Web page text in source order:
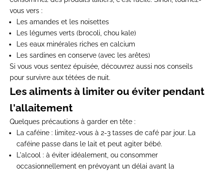
vous vers :
Les amandes et les noisettes
Les légumes verts (brocoli, chou kale)
Les eaux minérales riches en calcium
Les sardines en conserve (avec les arêtes)
Si vous vous sentez épuisée, découvrez aussi nos conseils
pour survivre aux tétées de nuit.
Les aliments à limiter ou éviter pendant
l'allaitement
Quelques précautions à garder en tête :
La caféine : limitez-vous à 2-3 tasses de café par jour. La
caféine passe dans le lait et peut agiter bébé.
L'alcool : à éviter idéalement, ou consommer
occasionnellement en prévoyant un délai avant la